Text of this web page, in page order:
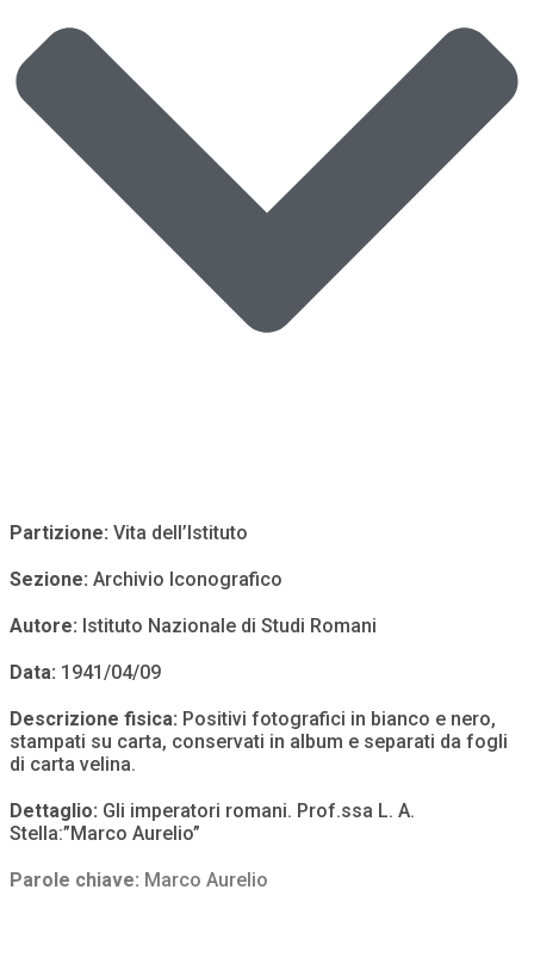
Partizione: Vita dell’Istituto
Sezione: Archivio Iconografico
Autore: Istituto Nazionale di Studi Romani
Data: 1941/04/09
Descrizione fisica: Positivi fotografici in bianco e nero,
stampati su carta, conservati in album e separati da fogli
di carta velina.
Dettaglio: Gli imperatori romani. Prof.ssa L. A.
Stella:”Marco Aurelio”
Parole chiave: Marco Aurelio